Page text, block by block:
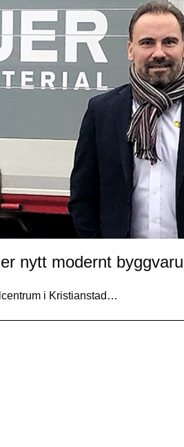
nytt modernt
i Kristianstad…